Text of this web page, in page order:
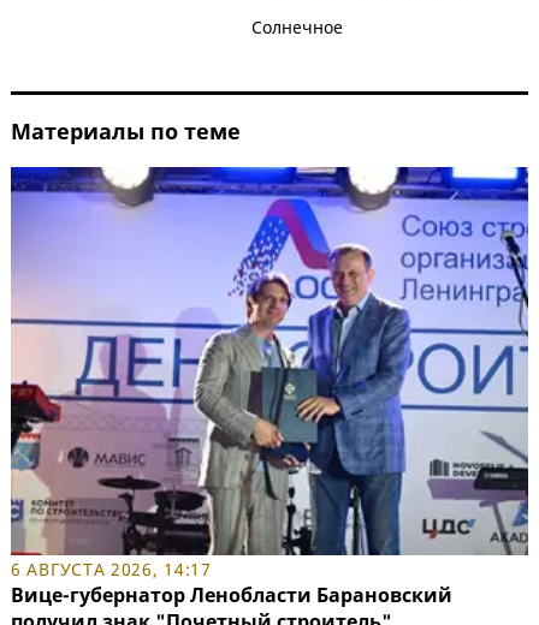
Солнечное
Материалы по теме
6 АВГУСТА 2026, 14:17
Вице-губернатор Ленобласти Барановский